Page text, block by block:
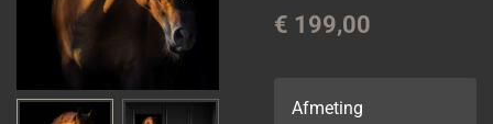
€ 199,00
Afmeting